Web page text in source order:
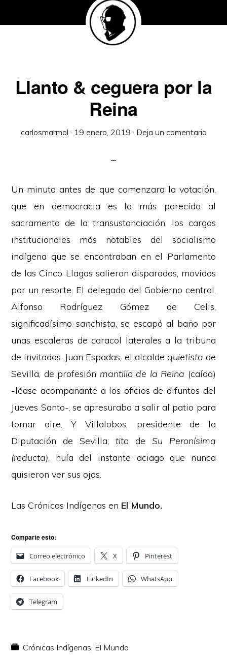
Llanto & ceguera por la
Reina
carlosmarmol · 19 enero, 2019 · Deja un comentario
Un minuto antes de que comenzara la votación,
que en democracia es lo más parecido al
sacramento de la transustanciación, los cargos
institucionales más notables del socialismo
indígena que se encontraban en el Parlamento
de las Cinco Llagas salieron disparados, movidos
por un resorte. El delegado del Gobierno central,
Alfonso Rodríguez Gómez de Celis,
significadísimosanchista, se escapó al baño por
unas escaleras de caracol laterales a la tribuna
de invitados. Juan Espadas, el alcalde quietista de
Sevilla, de profesión mantillo de la Reina (caída)
-léase acompañante a los oficios de difuntos del
Jueves Santo-, se apresuraba a salir al patio para
tomar aire. Y Villalobos, presidente de la
Diputación de Sevilla, tito de Su Peronísima
(reducta), huía del instante aciago que nunca
quisieron ver sus ojos.
Las Crónicas Indígenas en El Mundo.
Comparte esto:
Correo electrónico X Pinterest
Facebook LinkedIn WhatsApp
Telegram
Crónicas Indígenas, El Mundo